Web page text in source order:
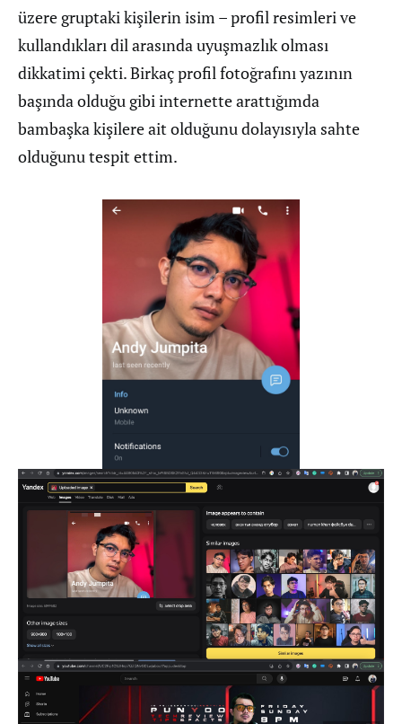
üzere gruptaki kişilerin isim – profil resimleri ve
kullandıkları dil arasında uyuşmazlık olması
dikkatimi çekti. Birkaç profil fotoğrafını yazının
başında olduğu gibi internette arattığımda
bambaşka kişilere ait olduğunu dolayısıyla sahte
olduğunu tespit ettim.